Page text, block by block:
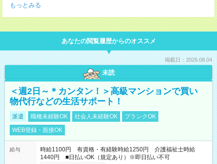
もっとみる
あなたの閲覧履歴からのオススメ
掲載日：2026.08.04
未読
＜週2日～＊カンタン！＞高級マンションで買い
物代行などの生活サポート！
派遣 職種未経験OK 社会人未経験OK
ブランクOK
WEB登録・面接OK
給与
時給1100円 有資格・有経験時給1250円 介護福祉士時給
1440円 ■日払いOK（規定あり）※即日払い不可